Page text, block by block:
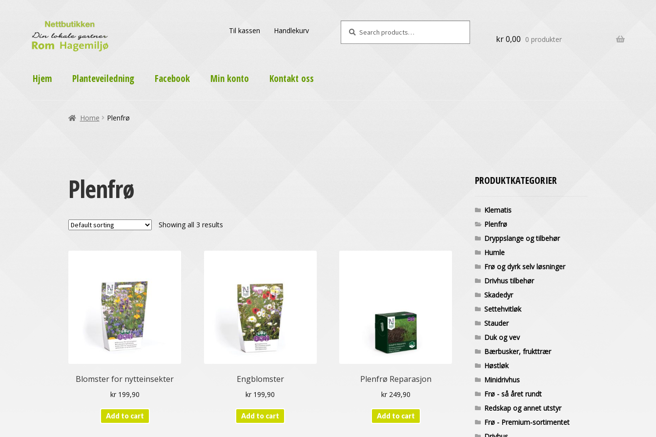
Til kassen Handlekurv
Search
kr0,00 0 produkter
Hjem Planteveiledning Facebook Min konto Kontakt oss
Home Plenfrø
Plenfrø
Showing all 3 results
Blomster for nytteinsekter
kr199,90
Add to cart
Engblomster
kr 199,90
Add to cart
Plenfrø Reparasjon
kr249,90
Add to cart
PRODUKTKATEGORIER
Klematis
Plenfrø
Dryppslange og tilbehør
Humle
Frø og dyrk selv løsninger
Drivhus tilbehør
Skadedyr
Settehvitløk
Stauder
Duk og vev
Bærbusker, frukttrær
Høstløk
Minidrivhus
Frø - så året rundt
Redskap og annet utstyr
Frø - Premium-sortimentet